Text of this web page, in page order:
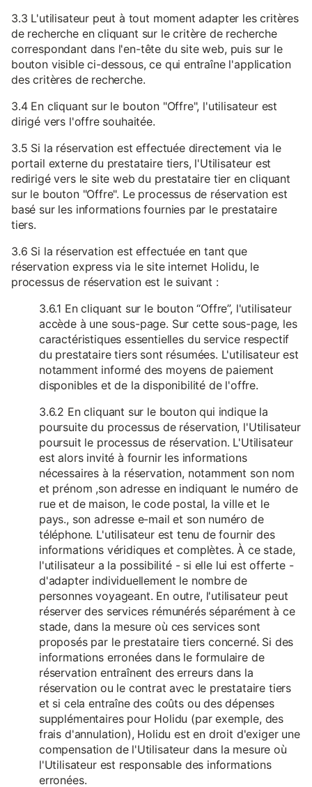
3.3 L'utilisateur peut à tout moment adapter les critères
de recherche en cliquant sur le critère de recherche
correspondant dans l'en-tête du site web, puis sur le
bouton visible ci-dessous, ce qui entraîne l'application
des critères de recherche.
3.4 En cliquant sur le bouton "Offre", l'utilisateur est
dirigé vers l'offre souhaitée.
3.5 Si la réservation est effectuée directement via le
portail externe du prestataire tiers, l'Utilisateur est
redirigé vers le site web du prestataire tier en cliquant
sur le bouton "Offre". Le processus de réservation est
basé sur les informations fournies par le prestataire
tiers.
3.6 Si la réservation est effectuée en tant que
réservation express via le site internet Holidu, le
processus de réservation est le suivant :
3.6.1 En cliquant sur le bouton “Offre”, l'utilisateur
accède à une sous-page. Sur cette sous-page, les
caractéristiques essentielles du service respectif
du prestataire tiers sont résumées. L'utilisateur est
notamment informé des moyens de paiement
disponibles et de la disponibilité de l'offre.
3.6.2 En cliquant sur le bouton qui indique la
poursuite du processus de réservation, l'Utilisateur
poursuit le processus de réservation. L'Utilisateur
est alors invité à fournir les informations
nécessaires à la réservation, notamment son nom
et prénom ,son adresse en indiquant le numéro de
rue et de maison, le code postal, la ville et le
pays., son adresse e-mail et son numéro de
téléphone. L'utilisateur est tenu de fournir des
informations véridiques et complètes. À ce stade,
l'utilisateur a la possibilité - si elle lui est offerte -
d'adapter individuellement le nombre de
personnes voyageant. En outre, l'utilisateur peut
réserver des services rémunérés séparément à ce
stade, dans la mesure où ces services sont
proposés par le prestataire tiers concerné. Si des
informations erronées dans le formulaire de
réservation entraînent des erreurs dans la
réservation ou le contrat avec le prestataire tiers
et si cela entraîne des coûts ou des dépenses
supplémentaires pour Holidu (par exemple, des
frais d'annulation), Holidu est en droit d'exiger une
compensation de l'Utilisateur dans la mesure où
l'Utilisateur est responsable des informations
erronées.